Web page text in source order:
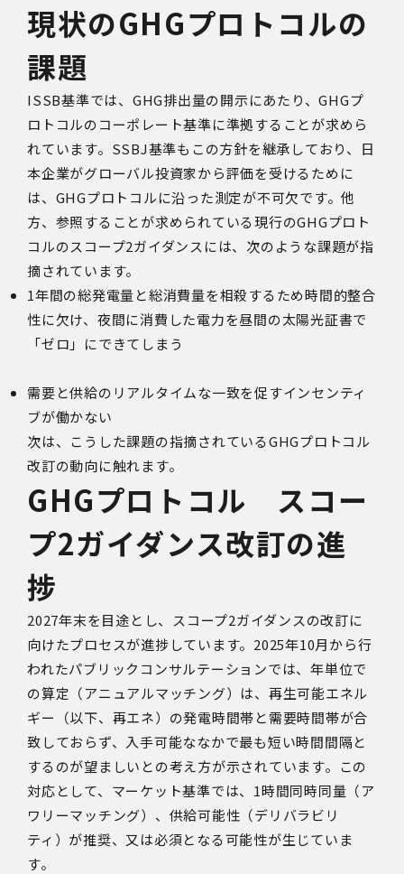
現状のGHGプロトコルの
課題
ISSB基準では、GHG排出量の開示にあたり、GHGプ
ロトコルのコーポレート基準に準拠することが求めら
れています。SSBJ基準もこの方針を継承しており、日
本企業がグローバル投資家から評価を受けるために
は、GHGプロトコルに沿った測定が不可欠です。他
方、参照することが求められている現行のGHGプロト
コルのスコープ2ガイダンスには、次のような課題が指
摘されています。
1年間の総発電量と総消費量を相殺するため時間的整合
性に欠け、夜間に消費した電力を昼間の太陽光証書で
「ゼロ」にできてしまう
需要と供給のリアルタイムな一致を促すインセンティ
ブが働かない
次は、こうした課題の指摘されているGHGプロトコル
改訂の動向に触れます。
GHGプロトコル スコー
プ2ガイダンス改訂の進
捗
2027年末を目途とし、スコープ2ガイダンスの改訂に
向けたプロセスが進捗しています。2025年10月から行
われたパブリックコンサルテーションでは、年単位で
の算定（アニュアルマッチング）は、再生可能エネル
ギー（以下、再エネ）の発電時間帯と需要時間帯が合
致しておらず、入手可能ななかで最も短い時間間隔と
するのが望ましいとの考え方が示されています。この
対応として、マーケット基準では、1時間同時同量（ア
ワリーマッチング）、供給可能性（デリバラビリ
ティ）が推奨、又は必須となる可能性が生じていま
す。